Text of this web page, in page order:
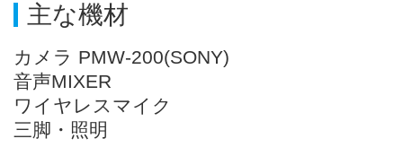
主な機材
カメラ PMW-200(SONY)
音声MIXER
ワイヤレスマイク
三脚・照明